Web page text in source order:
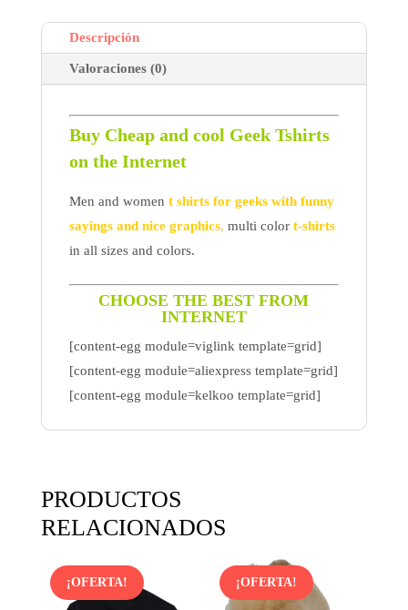
Descripción
Valoraciones (0)
Buy Cheap and cool Geek Tshirts
on the Internet
Men and women t shirts for geeks with funny
sayings and nice graphics, multi color t-shirts
in all sizes and colors.
CHOOSE THE BEST FROM
INTERNET
[content-egg module=viglink template=grid]
[content-egg module=aliexpress template=grid]
[content-egg module=kelkoo template=grid]
PRODUCTOS
RELACIONADOS
¡OFERTA! ¡OFERTA!